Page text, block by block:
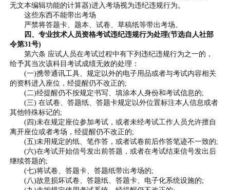
无文本编辑功能的计算器)进入考场视为违纪违规行为。
这些东西不能带出考场
严禁将答题卡、题本、试卷、草稿纸等带出考场。
四、专业技术人员资格考试违纪违规行为处理(节选自人社部
令第31号)
第六条 应试人员在考试过程中有下列违纪违规行为之一的，
给予其当次该科目考试成绩无效的处理：
(一)携带通讯工具、规定以外的电子用品或者与考试内容相关
的资料进入座位，经提醒仍不改正的;
(二)经提醒仍不按规定书写、填涂本人身份和考试信息的;
(三) 在试卷、答题纸、答题卡规定以外位置标注本人信息或者
其他特殊标记的;
(四)未在规定座位参加考试，或者未经考试工作人员允许擅自
离开座位或者考场，经提醒仍不改正的;
(五)未用规定的纸、笔作答，或者试卷前后作答笔迹不一致的;
(六)在考试开始信号发出前答题，或者在考试结束信号发出后
继续答题的;
(七)将试卷、答题卡、答题纸带出考场的;
(八)故意损坏试卷、答题纸、答题卡、电子化系统设施的;